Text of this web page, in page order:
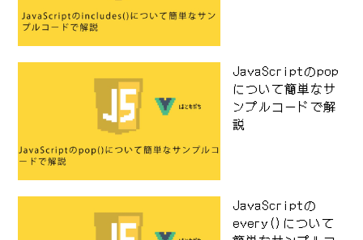
JavaScriptのpop
について簡単なサ
ンプルコードで解
説
JavaScriptの
every()について